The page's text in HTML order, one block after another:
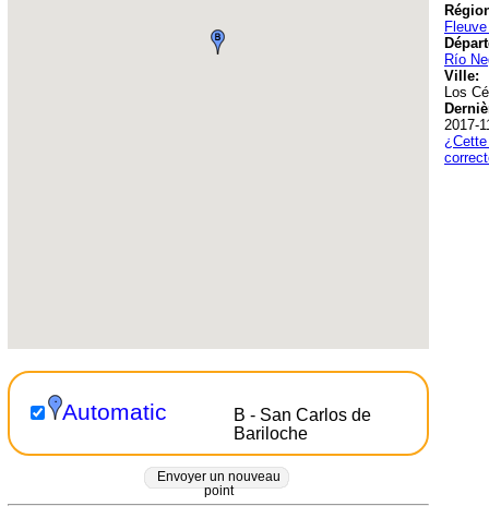
Automatic
B - San Carlos de
Bariloche
Envoyer un nouveau
point
Río
Ville:
Los
2017-